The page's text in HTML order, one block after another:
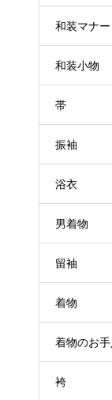
和装マナー
和装小物
帯
振袖
浴衣
男着物
留袖
着物
着物のお
袴